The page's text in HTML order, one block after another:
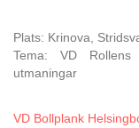
Plats: Krinova,
Tema: VD
utmaningar
VD Bollplank